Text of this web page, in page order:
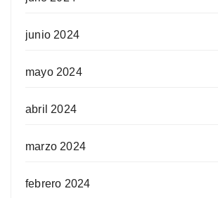
junio 2024
mayo 2024
abril 2024
marzo 2024
febrero 2024